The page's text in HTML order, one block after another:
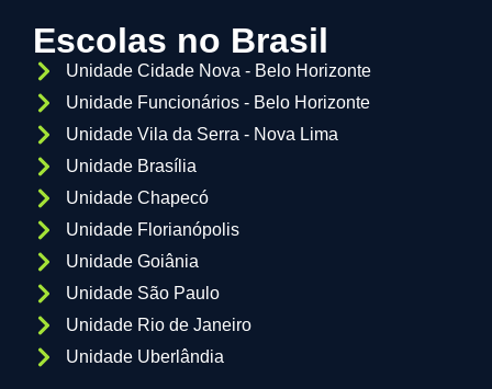
Escolas no Brasil
Unidade Cidade Nova - Belo Horizonte
Unidade Funcionários - Belo Horizonte
Unidade Vila da Serra - Nova Lima
Unidade Brasília
Unidade Chapecó
Unidade Florianópolis
Unidade Goiânia
Unidade São Paulo
Unidade Rio de Janeiro
Unidade Uberlândia